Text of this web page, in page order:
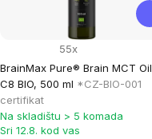
BrainMax Pure® Brain MCT Oil
C8 BIO, 500 ml *CZ-BIO-001
certifikat
55x
Na skladištu > 5 komada
Sri 12.8. kod vas